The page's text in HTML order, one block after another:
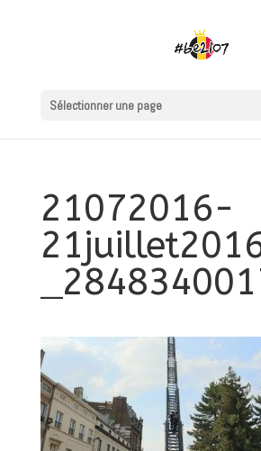
Sélectionner une page
21072016-